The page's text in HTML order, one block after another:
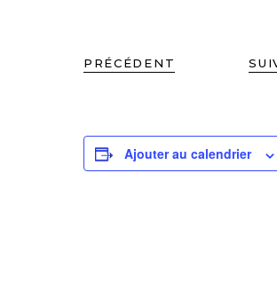
PRÉCÉDENT
Ajouter au calendrier